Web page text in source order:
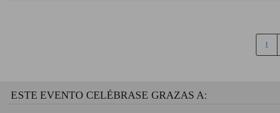
1
ESTE EVENTO CELÉBRASE GRAZAS A: